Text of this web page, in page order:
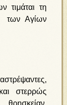
τιμάται τη
των Αγίων
στερρώς